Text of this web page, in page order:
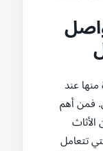
منها عند
فمن أهم
الأثاث
تتعامل